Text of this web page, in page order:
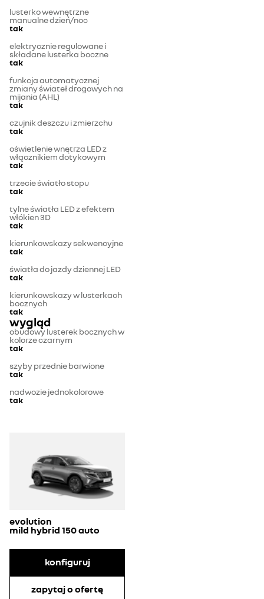
lusterko wewnętrzne
manualne dzień/noc
tak
elektrycznie regulowane i
składane lusterka boczne
tak
funkcja automatycznej
zmiany świateł drogowych na
mijania (AHL)
tak
czujnik deszczu i zmierzchu
tak
oświetlenie wnętrza LED z
włącznikiem dotykowym
tak
trzecie światło stopu
tak
tylne światła LED z efektem
włókien 3D
tak
kierunkowskazy sekwencyjne
tak
światła do jazdy dziennej LED
tak
kierunkowskazy w lusterkach
bocznych
tak
wygląd
obudowy lusterek bocznych w
kolorze czarnym
tak
szyby przednie barwione
tak
nadwozie jednokolorowe
tak
evolution
mild hybrid 150 auto
konfiguruj
zapytaj o ofertę